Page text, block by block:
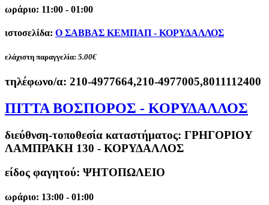
ωράριο: 11:00 - 01:00
ιστοσελίδα: O ΣΑΒΒΑΣ ΚΕΜΠΑΠ - ΚΟΡΥΔΑΛΛΟΣ
ελάχιστη παραγγελία: 5.00€
τηλέφωνο/α: 210-4977664,210-4977005,8011112400
ΠΙΤΤΑ ΒΟΣΠΟΡΟΣ - ΚΟΡΥΔΑΛΛΟΣ
διεύθνση-τοποθεσία καταστήματος: ΓΡΗΓΟΡΙΟΥ
ΛΑΜΠΡΑΚΗ 130 - ΚΟΡΥΔΑΛΛΟΣ
είδος φαγητού: ΨΗΤΟΠΩΛΕΙΟ
ωράριο: 13:00 - 01:00